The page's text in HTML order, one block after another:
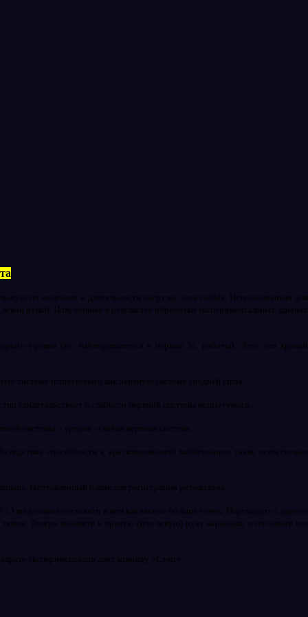
по величине и длительности нагрузку, чем слабая. Использованная для
рукой. Полученные в результате обработки экспериментальных данных
уровня (т.е. наблюдавшегося в первые 5с. работы). Этот тип кривой
систему испытуемого как нервную систему средней силы.
свидетельствует о слабости нервной системы испытуемого.
системы – средне - слабая нервная система.
способности к кратковременной мобилизации такие испытуемые
Заготовленный бланк для регистрации результатов.
с.) вы должны поставить в нем как можно больше точек. Переходить с одного
Теперь возьмите в правую (или левую) руку карандаш и поставьте его
экспериментатор дает команду «Стоп».